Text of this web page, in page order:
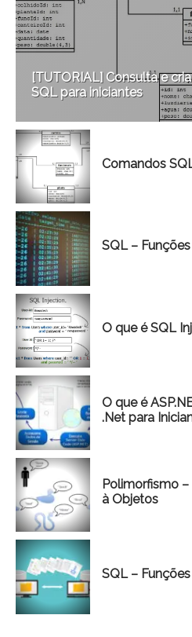
[TUTORIAL] Consulta e
SQL para iniciantes
Comandos
SQL –
O que é SQL
O que é
.Net para
Polimorfismo
à Objetos
SQL –